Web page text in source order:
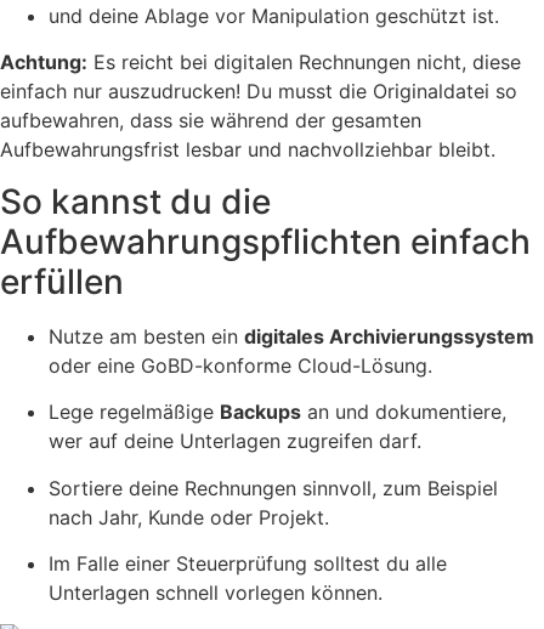
und deine Ablage vor Manipulation geschützt ist.
Achtung: Es reicht bei digitalen Rechnungen nicht, diese
einfach nur auszudrucken! Du musst die Originaldatei so
aufbewahren, dass sie während der gesamten
Aufbewahrungsfrist lesbar und nachvollziehbar bleibt.
So kannst du die
Aufbewahrungspflichten einfach
erfüllen
Nutze am besten ein digitales Archivierungssystem
oder eine GoBD-konforme Cloud-Lösung.
Lege regelmäßige Backups an und dokumentiere,
wer auf deine Unterlagen zugreifen darf.
Sortiere deine Rechnungen sinnvoll, zum Beispiel
nach Jahr, Kunde oder Projekt.
Im Falle einer Steuerprüfung solltest du alle
Unterlagen schnell vorlegen können.